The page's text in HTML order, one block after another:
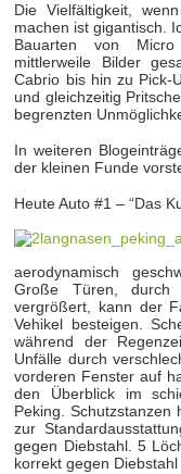
Die Vielfältigkeit,
machen ist gigantisch.
Bauarten von
mittlerweile Bilder
Cabrio bis hin zu Pick-
und gleichzeitig
begrenzten
In weiteren
der kleinen Funde
Heute Auto #1 – “Das
aerodynamisch
Große Türen,
vergrößert, kann der
Vehikel besteigen.
während der
Unfälle durch
vorderen Fenster auf
den Überblick im
Peking.
zur
gegen Diebstahl. 5
korrekt gegen